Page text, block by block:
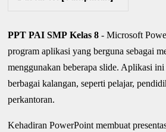
PPT PAI SMP Kelas 8 - Microsoft
program aplikasi yang berguna sebagai
menggunakan beberapa slide. Aplikasi
berbagai kalangan, seperti pelajar,
perkantoran.
Kehadiran PowerPoint membuat